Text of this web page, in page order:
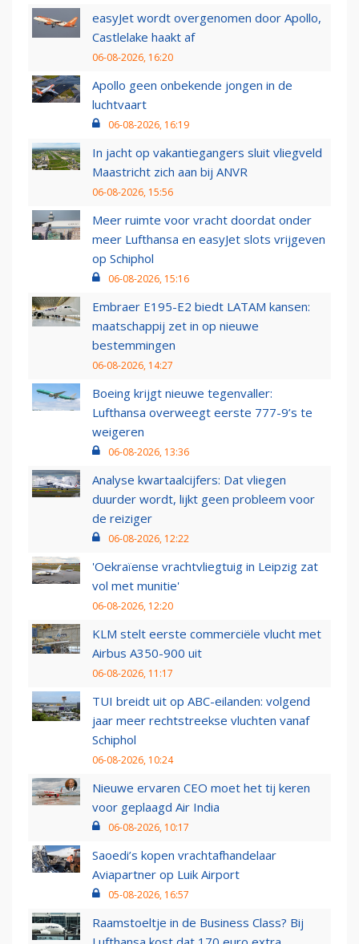
easyJet wordt overgenomen door Apollo,
Castlelake haakt af
06-08-2026, 16:20
Apollo geen onbekende jongen in de
luchtvaart
06-08-2026, 16:19
In jacht op vakantiegangers sluit vliegveld
Maastricht zich aan bij ANVR
06-08-2026, 15:56
Meer ruimte voor vracht doordat onder
meer Lufthansa en easyJet slots vrijgeven
op Schiphol
06-08-2026, 15:16
Embraer E195-E2 biedt LATAM kansen:
maatschappij zet in op nieuwe
bestemmingen
06-08-2026, 14:27
Boeing krijgt nieuwe tegenvaller:
Lufthansa overweegt eerste 777-9’s te
weigeren
06-08-2026, 13:36
Analyse kwartaalcijfers: Dat vliegen
duurder wordt, lijkt geen probleem voor
de reiziger
06-08-2026, 12:22
'Oekraïense vrachtvliegtuig in Leipzig zat
vol met munitie'
06-08-2026, 12:20
KLM stelt eerste commerciële vlucht met
Airbus A350-900 uit
06-08-2026, 11:17
TUI breidt uit op ABC-eilanden: volgend
jaar meer rechtstreekse vluchten vanaf
Schiphol
06-08-2026, 10:24
Nieuwe ervaren CEO moet het tij keren
voor geplaagd Air India
06-08-2026, 10:17
Saoedi’s kopen vrachtafhandelaar
Aviapartner op Luik Airport
05-08-2026, 16:57
Raamstoeltje in de Business Class? Bij